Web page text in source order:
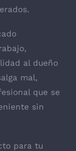
al dueño
mal,
que se
sin
para tu